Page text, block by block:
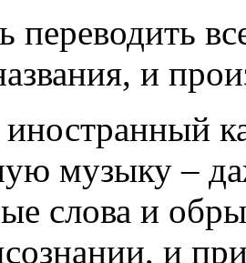
переводить
и
музыку –
слова и
и